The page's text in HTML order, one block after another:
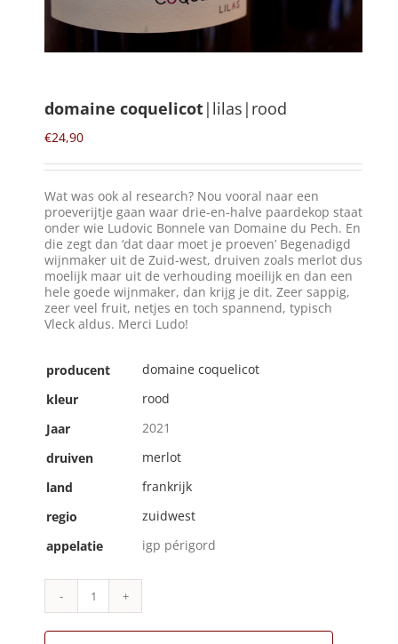
Mijn Account
naar:
NL
domaine coquelicot|lilas|rood
€24,90
Wat was ook al research? Nou vooral naar een
proeverijtje gaan waar drie-en-halve paardekop staat
onder wie Ludovic Bonnele van Domaine du Pech. En
die zegt dan ‘dat daar moet je proeven’ Begenadigd
wijnmaker uit de Zuid-west, druiven zoals merlot dus
moelijk maar uit de verhouding moeilijk en dan een
hele goede wijnmaker, dan krijg je dit. Zeer sappig,
zeer veel fruit, netjes en toch spannend, typisch
Vleck aldus. Merci Ludo!
producent
domaine coquelicot
kleur
rood
Jaar
2021
druiven
merlot
land
frankrijk
regio
zuidwest
appelatie
igp périgord
domaine
coquelicot|lilas|rood
aantal